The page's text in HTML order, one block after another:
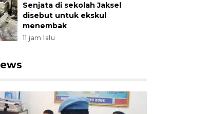
Senjata di sekolah Jaksel
disebut untuk ekskul
menembak
11 jam lalu